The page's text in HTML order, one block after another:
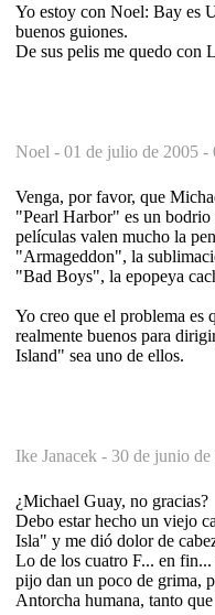
Yo estoy con Noel: Bay es
buenos guiones.
De sus pelis me quedo
Noel - 01 de julio de 2005 -
Venga, por favor, que
"Pearl Harbor" es un
películas valen mucho la
"Armageddon", la
"Bad Boys", la epopeya
Yo creo que el problema es
realmente buenos para
Island" sea uno de ellos.
Ike Janacek - 30 de junio
¿Michael Guay, no gracias?
Debo estar hecho un viejo
Isla" y me dió dolor de
Lo de los cuatro F... en
pijo dan un poco de grima,
Antorcha humana, tanto